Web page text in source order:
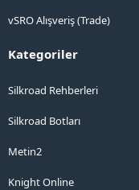
vSRO Alışveriş (Trade)
Kategoriler
Silkroad Rehberleri
Silkroad Botları
Metin2
Knight Online